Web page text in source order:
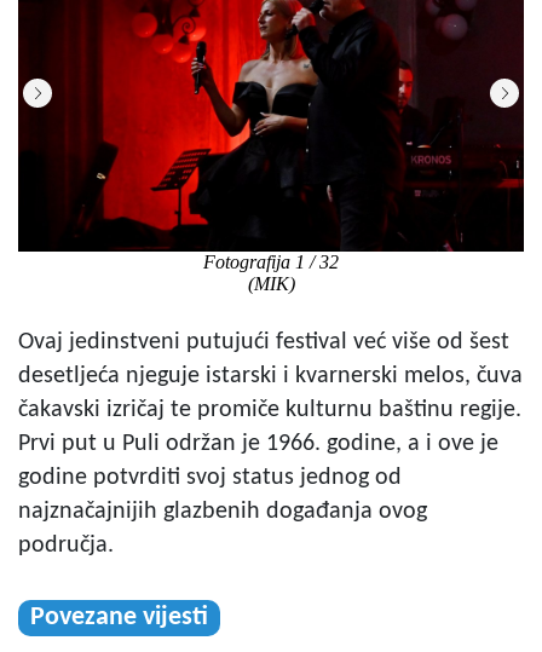
Ovaj jedinstveni putujući festival već više od šest
desetljeća njeguje istarski i kvarnerski melos, čuva
čakavski izričaj te promiče kulturnu baštinu regije.
Prvi put u Puli održan je 1966. godine, a i ove je
godine potvrditi svoj status jednog od
najznačajnijih glazbenih događanja ovog
područja.
Povezane vijesti